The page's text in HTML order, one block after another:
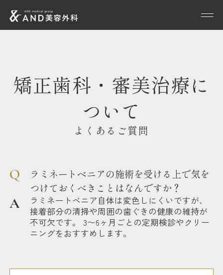
矯正歯科・審美治療に
ついて
よくあるご質問
ラミネートベニアの施術を受ける上で気を
つけておくべきことはなんですか？
ラミネートベニア自体は変色しにくいですが、
接着部分の清掃や周囲の歯ぐきの健康の維持が
不可欠です。 3〜6ヶ月ごとの定期検診やクリー
ニングをおすすめします。